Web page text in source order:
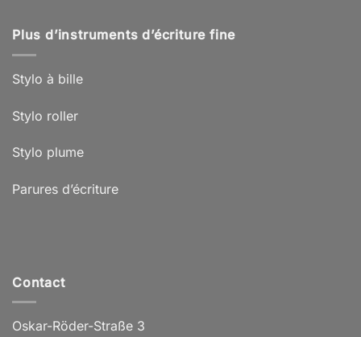
Plus d’instruments d’écriture fine
Stylo à bille
Stylo roller
Stylo plume
Parures d’écriture
Contact
Oskar-Röder-Straße 3